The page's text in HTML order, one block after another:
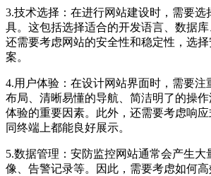
3.技术选择：在进行网站建设时，需要选
具。这包括选择适合的开发语言、数据库
还需要考虑网站的安全性和稳定性，选
案。
4.用户体验：在设计网站界面时，需要注
布局、清晰易懂的导航、简洁明了的操
体验的重要因素。此外，还需要考虑响
同终端上都能良好展示。
5.数据管理：安防监控网站通常会产生大
像、告警记录等。因此，需要考虑如何高